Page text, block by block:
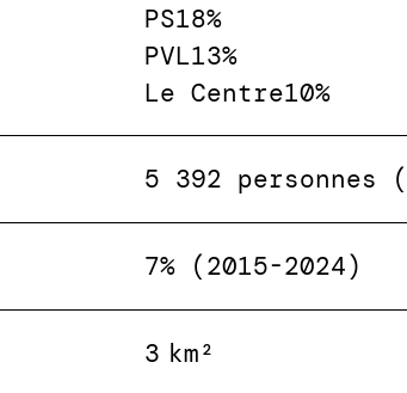
PS18%
PVL13%
Le Centre10%
5 392 personnes
7% (2015-2024)
3 km²